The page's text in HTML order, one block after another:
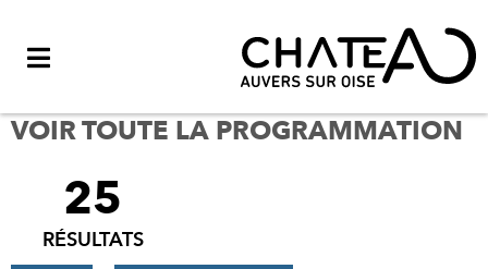
VOIR TOUTE LA PROGRAMMATION
FILTRER
RÉSULTATS
25
RÉSULTATS